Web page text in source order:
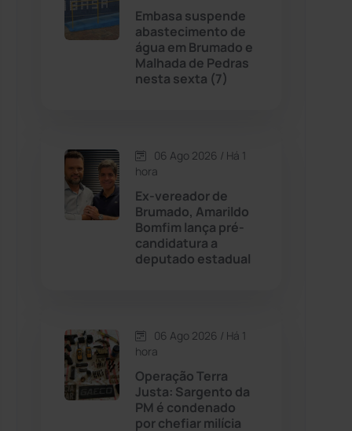
Chapada Diamantina (430)
Cordeiros
Dom Basílio (391)
(1235)
Érico Cardoso
Esportes
Embasa suspende
abastecimento de
água em Brumado e
Malhada de Pedras
nesta sexta (7)
06 Ago 2026 / Há 1
hora
Ex-vereador de
Brumado, Amarildo
Bomfim lança pré-
candidatura a
deputado estadual
06 Ago 2026 / Há 1
hora
Operação Terra
Justa: Sargento da
PM é condenado
por chefiar milícia